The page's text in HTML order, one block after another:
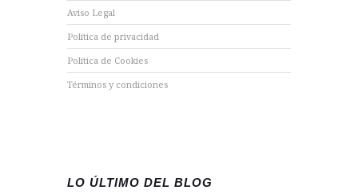
Aviso Legal
Política de privacidad
Política de Cookies
Términos y condiciones
LO ÚLTIMO DEL BLOG